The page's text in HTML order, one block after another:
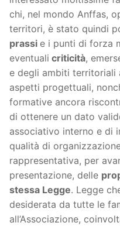
chi, nel mondo Anffas,
territori, è stato quindi
prassi e i punti di forza
eventuali criticità,
e degli ambiti territoriali
aspetti progettuali,
formative ancora
di ottenere un dato
associativo interno e di
qualità di
rappresentativa, per
presentazione, delle
stessa Legge. Legge
desiderata da tutte le
all’Associazione,